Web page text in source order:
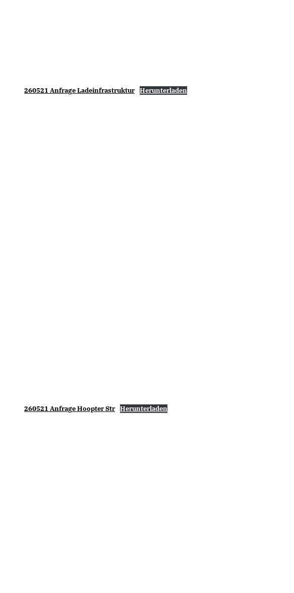
260521 Anfrage Ladeinfrastruktur Herunterladen
260521 Anfrage Hoopter Str Herunterladen